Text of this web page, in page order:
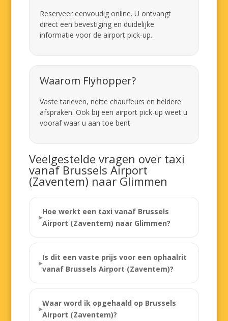
Reserveer eenvoudig online. U ontvangt
direct een bevestiging en duidelijke
informatie voor de airport pick-up.
Waarom Flyhopper?
Vaste tarieven, nette chauffeurs en heldere
afspraken. Ook bij een airport pick-up weet u
vooraf waar u aan toe bent.
Veelgestelde vragen over taxi
vanaf Brussels Airport
(Zaventem) naar Glimmen
Hoe werkt een taxi vanaf Brussels
Airport (Zaventem) naar Glimmen?
Is dit een vaste prijs voor een ophaalrit
vanaf Brussels Airport (Zaventem)?
Waar word ik opgehaald op Brussels
Airport (Zaventem)?